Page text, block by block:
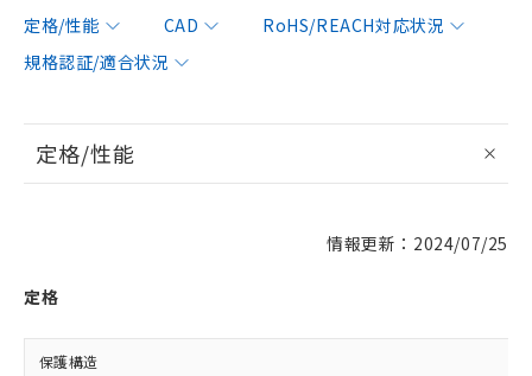
定格/性能 CAD
RoHS/REACH対応状況
規格認証/適合状況
定格/性能
情報更新：2024/07/25
定格
保護構造